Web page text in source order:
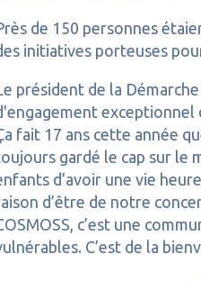
de 150 personnes
initiatives porteuses
président de la
exceptionnel
fait 17 ans cette année
gardé le cap sur le
d’avoir une vie
d’être de notre
c’est une
C’est de la